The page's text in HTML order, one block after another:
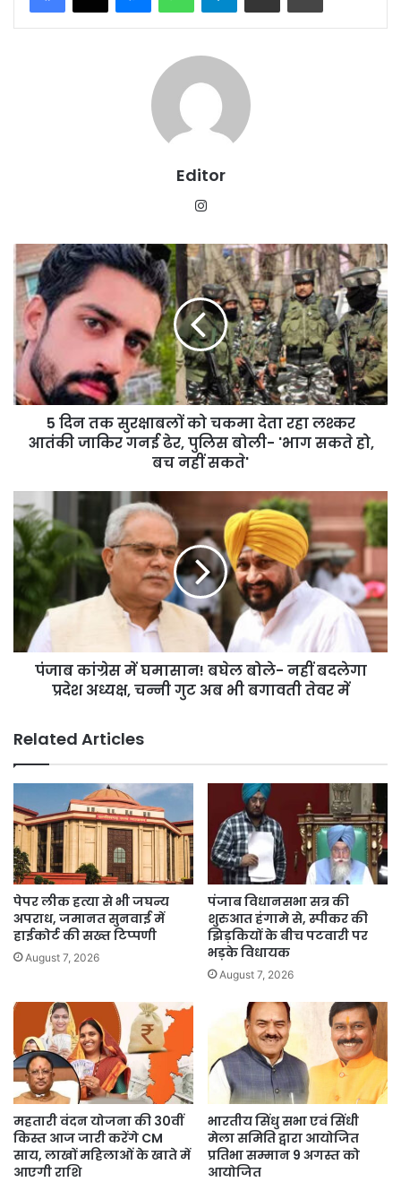
Editor
दिन
तक
सुरक्षाबलों
को
चकमा
देता
लश्कर
जाकिर
बोली-
'भाग
सकते
हो,
नहीं
सकते'
5 दिन तक सुरक्षाबलों को चकमा देता रहा लश्कर
आतंकी जाकिर गनई ढेर, पुलिस बोली- 'भाग सकते हो,
बच नहीं सकते'
कांग्रेस
में
घमासान!
बघेल
बोले-
नहीं
बदलेगा
प्रदेश
अध्यक्ष,
भी
बगावती
तेवर
में
पंजाब कांग्रेस में घमासान! बघेल बोले- नहीं बदलेगा
प्रदेश अध्यक्ष, चन्नी गुट अब भी बगावती तेवर में
Related Articles
पेपर लीक हत्या से भी जघन्य
अपराध, जमानत सुनवाई में
हाईकोर्ट की सख्त टिप्पणी
August 7, 2026
पंजाब विधानसभा सत्र की
शुरुआत हंगामे से, स्पीकर की
झिड़कियों के बीच पटवारी पर
भड़के विधायक
August 7, 2026
महतारी वंदन योजना की 30वीं
किस्त आज जारी करेंगे CM
साय, लाखों महिलाओं के खाते में
आएगी राशि
भारतीय सिंधु सभा एवं सिंधी
मेला समिति द्वारा आयोजित
प्रतिभा सम्मान 9 अगस्त को
आयोजित